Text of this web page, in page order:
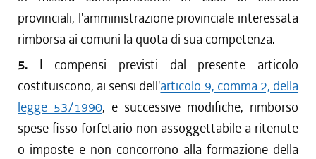
provinciali, l'amministrazione provinciale interessata
rimborsa ai comuni la quota di sua competenza.
5. I compensi previsti dal presente articolo
costituiscono, ai sensi dell'articolo 9, comma 2, della
legge 53/1990, e successive modifiche, rimborso
spese fisso forfetario non assoggettabile a ritenute
o imposte e non concorrono alla formazione della